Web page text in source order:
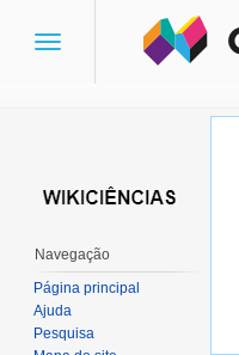
Toggle
Navegação
Página principal
Ajuda
Pesquisa